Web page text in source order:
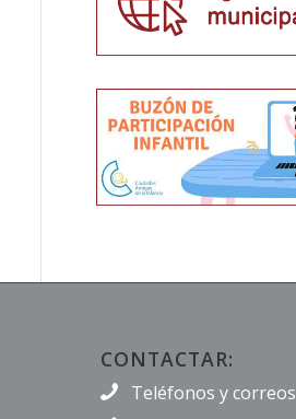
CONTACTAR:
Teléfonos y correos